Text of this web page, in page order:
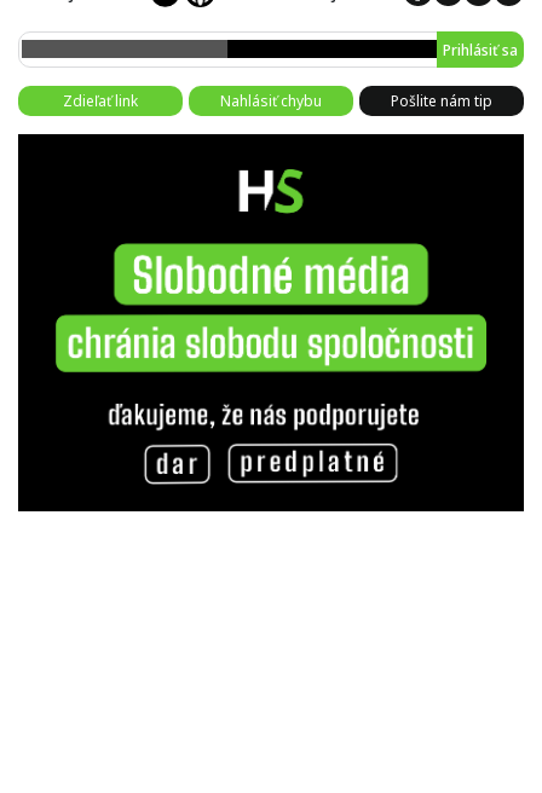
Prihlásiť sa
Zdieľať link Nahlásiť chybu Pošlite nám tip